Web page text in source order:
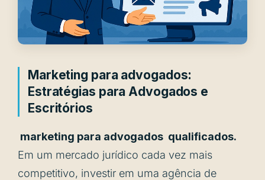
Marketing para advogados:
Estratégias para Advogados e
Escritórios
marketing para advogados qualificados.
Em um mercado jurídico cada vez mais
competitivo, investir em uma agência de